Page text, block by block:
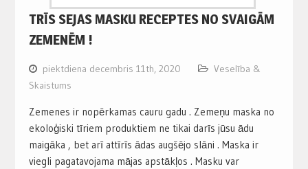
TRĪS SEJAS MASKU RECEPTES NO SVAIGĀM
ZEMENĒM !
piektdiena decembris 11th, 2020
Veselība &
Skaistums
Zemenes ir nopērkamas cauru gadu . Zemeņu maska no
ekoloģiski tīriem produktiem ne tikai darīs jūsu ādu
maigāka , bet arī attīrīs ādas augšējo slāni . Maska ir
viegli pagatavojama mājas apstākļos . Masku var